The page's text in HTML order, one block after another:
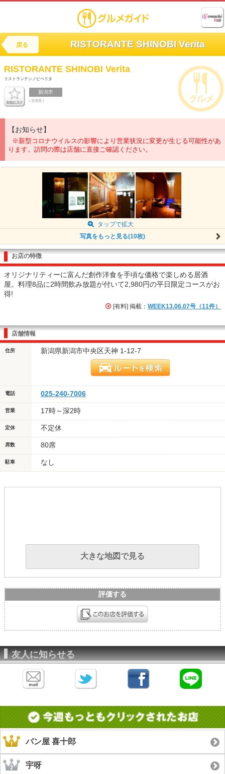
戻る RISTORANTE SHINOBI Verita
RISTORANTE SHINOBI Verita
リストランテシノビベリタ
新潟市
[ 居酒屋 ]
【お知らせ】
※新型コロナウイルスの影響により営業状況に変更が生じる可能性があ
ります。訪問の際は店舗に直接ご確認ください。
タップで拡大
写真をもっと見る(10枚)
お店の特徴
オリジナリティーに富んだ創作洋食を手頃な価格で楽しめる居酒
屋。料理8品に2時間飲み放題が付いて2,980円の平日限定コースがお
得!
[有料] 掲載： WEEK13.06.07号（11件）
店舗情報
住所 新潟県新潟市中央区天神 1-12-7
電話 025-240-7006
営業 17時～深2時
定休 不定休
席数 80席
駐車 なし
大きな地図で見る
評価する
友人に知らせる
パン屋 喜十郎
宇呀